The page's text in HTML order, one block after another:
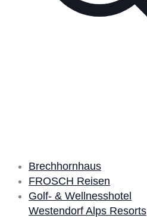
Brechhornhaus
FROSCH Reisen
Golf- & Wellnesshotel
Westendorf Alps Resorts